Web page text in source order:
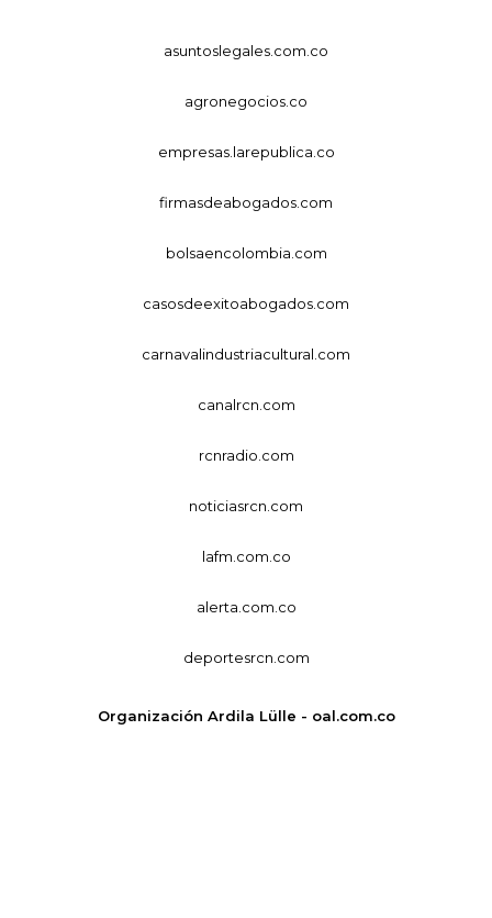
asuntoslegales.com.co
agronegocios.co
empresas.larepublica.co
firmasdeabogados.com
bolsaencolombia.com
casosdeexitoabogados.com
carnavalindustriacultural.com
canalrcn.com
rcnradio.com
noticiasrcn.com
lafm.com.co
alerta.com.co
deportesrcn.com
Organización Ardila Lülle - oal.com.co